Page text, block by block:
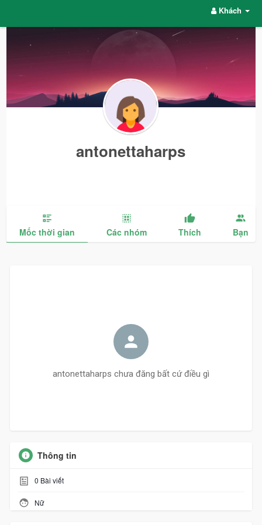
Khách
antonettaharps
Mốc thời gian Các nhóm Thích Bạn
antonettaharps chưa đăng bất cứ điều gì
Thông tin
0 Bài viết
Nữ